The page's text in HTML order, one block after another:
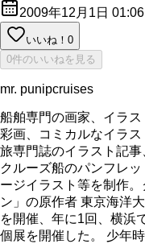
2009年12月1日 01:06
いいね！ 0
0件のいいねを見る
mr. punipcruises
船舶専門の画家、イラ
彩画、コミカルなイラ
旅専門誌のイラスト記
クルーズ船のパンフレ
ージイラスト等を制作
ン」の原作者 東京海洋
を開催、年に1回、横浜
個展を開催した。 少年